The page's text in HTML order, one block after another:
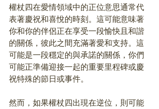
權杖四在愛情領域中的正位意思通常代
表著慶祝和喜悅的時刻。這可能意味著
你和你的伴侶正在享受一段愉快且和諧
的關係，彼此之間充滿著愛和支持。這
可能是一段穩定的與承諾的關係，你們
可能正準備迎接一起的重要里程碑或慶
祝特殊的節日或事件。
然而，如果權杖四出現在逆位，則可能